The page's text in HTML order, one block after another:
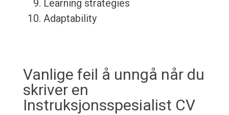
Learning strategies
Adaptability
Vanlige feil å unngå når du
skriver en
Instruksjonsspesialist CV